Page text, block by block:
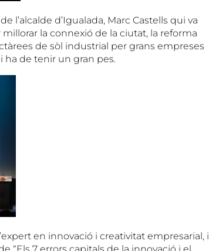
l’alcalde d’Igualada, Marc Castells qui va
la connexió de la ciutat, la reforma
de sòl industrial per grans empreses
ha de tenir un gran pes.
en innovació i creativitat empresarial, i